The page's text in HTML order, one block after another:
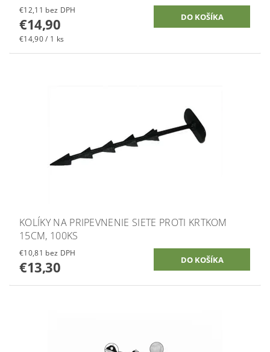
€12,11 bez DPH
€14,90
€14,90 / 1 ks
KOLÍKY NA PRIPEVNENIE SIETE PROTI KRTKOM
15CM, 100KS
€10,81 bez DPH
€13,30